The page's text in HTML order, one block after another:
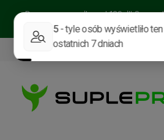
Darmowa wysyłka od 129zł!!
BESTSELLERY
535114318